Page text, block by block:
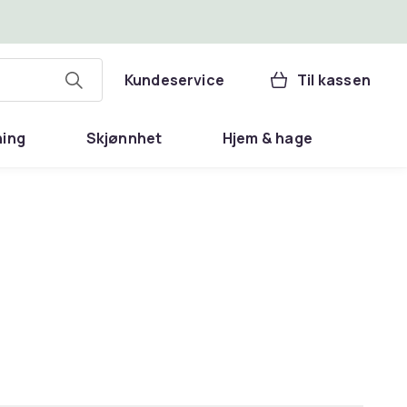
Kundeservice Til kassen
Skjønnhet Hjem & hage